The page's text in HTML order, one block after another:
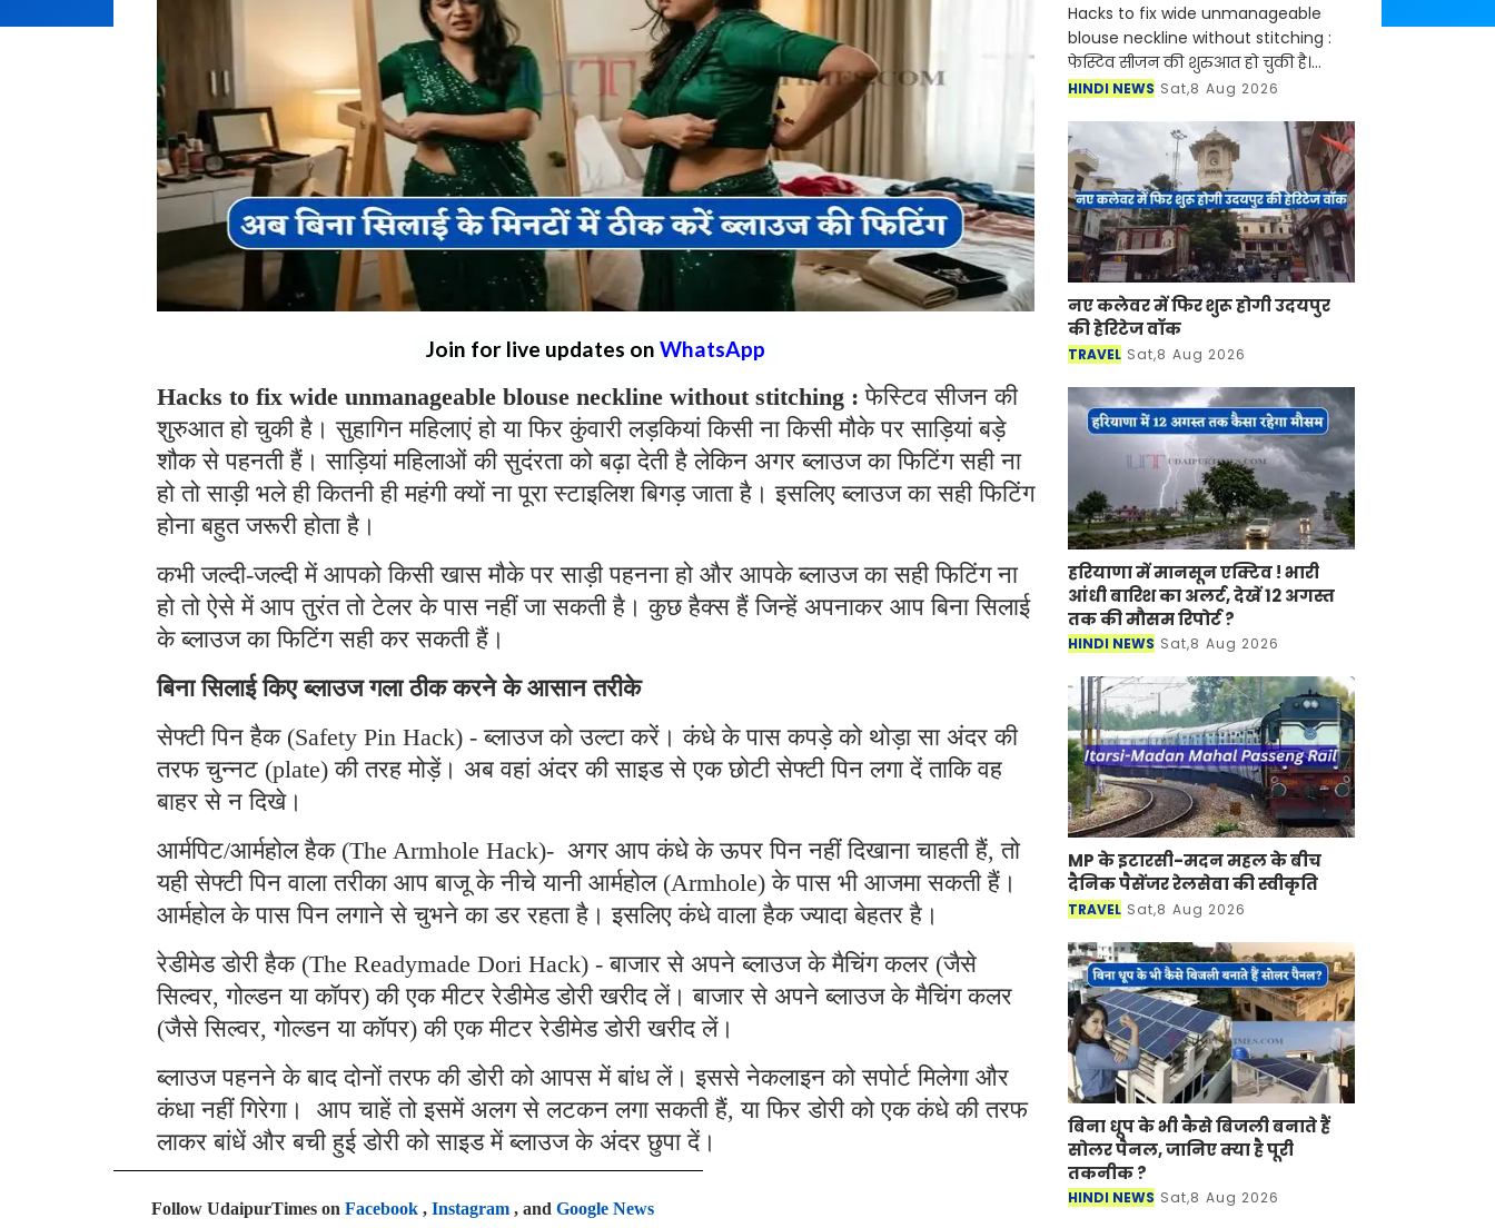
Join for live updates on WhatsApp
Hacks to fix wide unmanageable blouse neckline without stitching :फेस्टिव सीजन की
शुरुआत हो चुकी है। सुहागिन महिलाएं हो या फिर कुंवारी लड़कियां किसी ना किसी मौके पर साड़ियां बड़े
शौक से पहनती हैं। साड़ियां महिलाओं की सुदंरता को बढ़ा देती है लेकिन अगर ब्लाउज का फिटिंग सही ना
हो तो साड़ी भले ही कितनी ही महंगी क्यों ना पूरा स्टाइलिश बिगड़ जाता है। इसलिए ब्लाउज का सही फिटिंग
होना बहुत जरूरी होता है।
कभी जल्दी-जल्दी में आपको किसी खास मौके पर साड़ी पहनना हो और आपके ब्लाउज का सही फिटिंग ना
हो तो ऐसे में आप तुरंत तो टेलर के पास नहीं जा सकती है। कुछ हैक्स हैं जिन्हें अपनाकर आप बिना सिलाई
के ब्लाउज का फिटिंग सही कर सकती हैं।
बिना सिलाई किए ब्लाउज गला ठीक करने के आसान तरीके
सेफ्टी पिन हैक (Safety Pin Hack) - ब्लाउज को उल्टा करें। कंधे के पास कपड़े को थोड़ा सा अंदर की
तरफ चुन्नट (plate) की तरह मोड़ें। अब वहां अंदर की साइड से एक छोटी सेफ्टी पिन लगा दें ताकि वह
बाहर से न दिखे।
आर्मपिट/आर्महोल हैक (The Armhole Hack)- अगर आप कंधे के ऊपर पिन नहीं दिखाना चाहती हैं, तो
यही सेफ्टी पिन वाला तरीका आप बाजू के नीचे यानी आर्महोल (Armhole) के पास भी आजमा सकती हैं।
आर्महोल के पास पिन लगाने से चुभने का डर रहता है। इसलिए कंधे वाला हैक ज्यादा बेहतर है।
रेडीमेड डोरी हैक (The Readymade Dori Hack) - बाजार से अपने ब्लाउज के मैचिंग कलर (जैसे
सिल्वर, गोल्डन या कॉपर) की एक मीटर रेडीमेड डोरी खरीद लें। बाजार से अपने ब्लाउज के मैचिंग कलर
(जैसे सिल्वर, गोल्डन या कॉपर) की एक मीटर रेडीमेड डोरी खरीद लें।
ब्लाउज पहनने के बाद दोनों तरफ की डोरी को आपस में बांध लें। इससे नेकलाइन को सपोर्ट मिलेगा और
कंधा नहीं गिरेगा। आप चाहें तो इसमें अलग से लटकन लगा सकती हैं, या फिर डोरी को एक कंधे की तरफ
लाकर बांधें और बची हुई डोरी को साइड में ब्लाउज के अंदर छुपा दें।
Follow UdaipurTimes on Facebook , Instagram , and Google News
Hacks to fix wide unmanageable
blouse neckline without stitching :
फेस्टिव सीजन की शुरुआत हो चुकी है।
सुहागिन महिलाएं हो या फिर कुंवारी
बड़े शौक से पहनती हैं। स
HINDI NEWS Sat,8 Aug 2026
नए कलेवर में फिर शुरू होगी उदयपुर
की हेरिटेज वॉक
TRAVEL Sat,8 Aug 2026
हरियाणा में मानसून एक्टिव ! भारी
आंधी बारिश का अलर्ट, देखें 12 अगस्त
तक की मौसम रिपोर्ट ?
HINDI NEWS Sat,8 Aug 2026
MP के इटारसी-मदन महल के बीच
दैनिक पैसेंजर रेलसेवा की स्वीकृति
TRAVEL Sat,8 Aug 2026
बिना धूप के भी कैसे बिजली बनाते हैं
सोलर पैनल, जानिए क्या है पूरी
तकनीक ?
HINDI NEWS Sat,8 Aug 2026